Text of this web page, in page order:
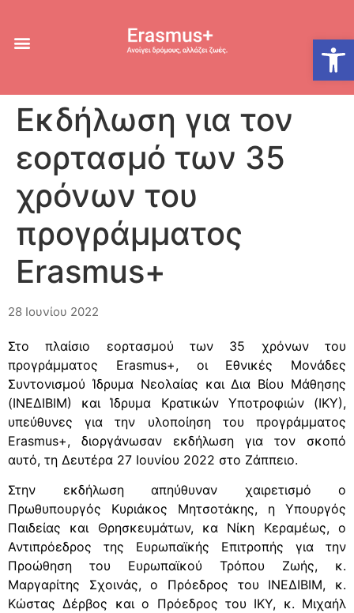
Εκδήλωση για τον
εορτασμό των 35
χρόνων του
προγράμματος
Erasmus+
28 Ιουνίου 2022
Στο πλαίσιο εορτασμού των 35 χρόνων του
προγράμματος Erasmus+, οι Εθνικές Μονάδες
Συντονισμού Ίδρυμα Νεολαίας και Δια Βίου Μάθησης
(ΙΝΕΔΙΒΙΜ) και Ίδρυμα Κρατικών Υποτροφιών (ΙΚΥ),
υπεύθυνες για την υλοποίηση του προγράμματος
Erasmus+, διοργάνωσαν εκδήλωση για τον σκοπό
αυτό, τη Δευτέρα 27 Ιουνίου 2022 στο Ζάππειο.
Στην εκδήλωση απηύθυναν χαιρετισμό ο
Πρωθυπουργός Κυριάκος Μητσοτάκης, η Υπουργός
Παιδείας και Θρησκευμάτων, κα Νίκη Κεραμέως, ο
Αντιπρόεδρος της Ευρωπαϊκής Επιτροπής για την
Προώθηση του Ευρωπαϊκού Τρόπου Ζωής, κ.
Μαργαρίτης Σχοινάς, ο Πρόεδρος του ΙΝΕΔΙΒΙΜ, κ.
Κώστας Δέρβος και ο Πρόεδρος του ΙΚΥ, κ. Μιχαήλ